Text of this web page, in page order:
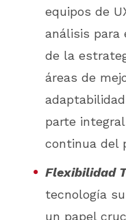
equipos de
análisis para
de la
áreas de
parte
continua del
Flexibilidad
tecnología
un papel